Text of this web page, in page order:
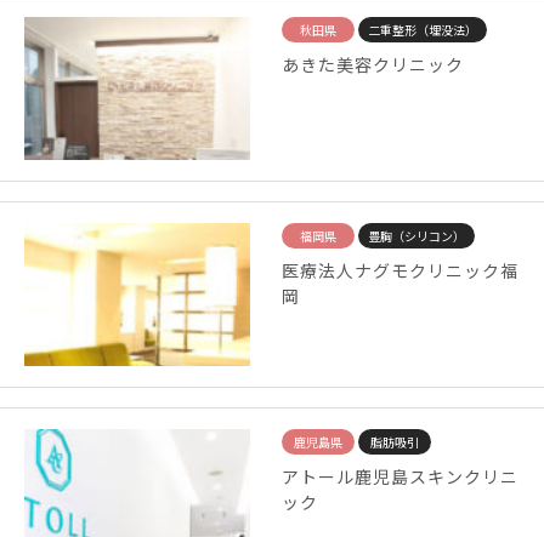
秋田県 二重整形（埋没法）
あきた美容クリニック
福岡県 豊胸（シリコン）
医療法人ナグモクリニック福
岡
鹿児島県 脂肪吸引
アトール鹿児島スキンクリニ
ック